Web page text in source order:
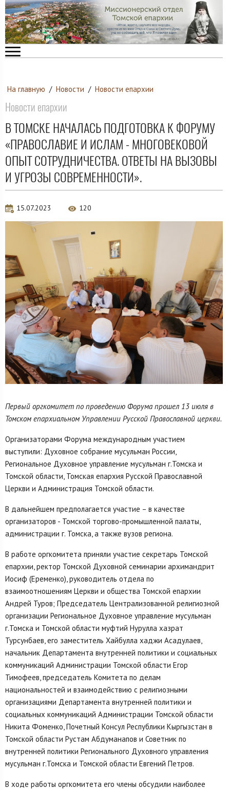
На главную / Новости / Новости епархии
Новости епархии
В ТОМСКЕ НАЧАЛАСЬ ПОДГОТОВКА К ФОРУМУ
«ПРАВОСЛАВИЕ И ИСЛАМ - МНОГОВЕКОВОЙ
ОПЫТ СОТРУДНИЧЕСТВА. ОТВЕТЫ НА ВЫЗОВЫ
И УГРОЗЫ СОВРЕМЕННОСТИ».
15.07.2023 120
Первый оргкомитет по проведению Форума прошел 13 июля в
Томском епархиальном Управлении Русской Православной церкви.
Организаторами Форума международным участием
выступили: Духовное собрание мусульман России,
Региональное Духовное управление мусульман г.Томска и
Томской области, Томская епархия Русской Православной
Церкви и Администрация Томской области.
В дальнейшем предполагается участие – в качестве
организаторов - Томской торгово-промышленной палаты,
администрации г. Томска, а также вузов региона.
В работе оргкомитета приняли участие секретарь Томской
епархии, ректор Томской Духовной семинарии архимандрит
Иосиф (Еременко), руководитель отдела по
взаимоотношениям Церкви и общества Томской епархии
Андрей Туров; Председатель Централизованной религиозной
организации Региональное Духовное управление мусульман
г.Томска и Томской области муфтий Нурулла хазрат
Турсунбаев, его заместитель Хайбулла хаджи Асадулаев,
начальник Департамента внутренней политики и социальных
коммуникаций Администрации Томской области Егор
Тимофеев, председатель Комитета по делам
национальностей и взаимодействию с религиозными
организациями Департамента внутренней политики и
социальных коммуникаций Администрации Томской области
Никита Фоменко, Почетный Консул Республики Кыргызстан в
Томской области Рустам Абдуманапов и Советник по
внутренней политики Регионального Духовного управления
мусульман г.Томска и Томской области Евгений Петров.
В ходе работы оргкомитета его члены обсудили наиболее